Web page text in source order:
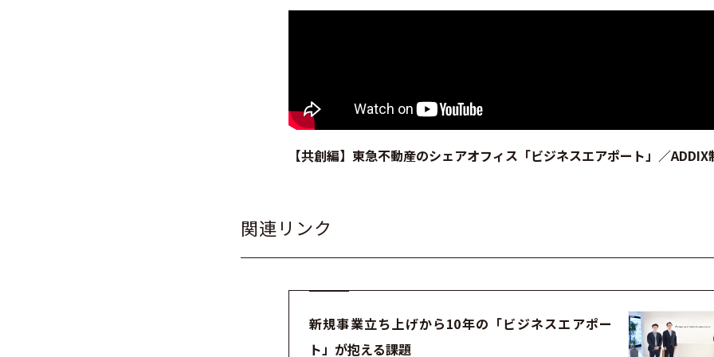
【共創編】東急不動産のシェアオフィス「ビジネスエアポート」／ADDIX
関連リンク
新規事業立ち上げから10年の「ビジネスエアポー
ト」が抱える課題